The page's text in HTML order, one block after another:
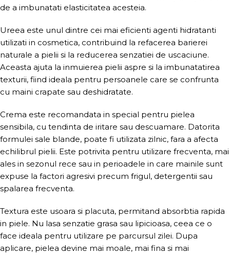
de a imbunatati elasticitatea acesteia.
Ureea este unul dintre cei mai eficienti agenti hidratanti
utilizati in cosmetica, contribuind la refacerea barierei
naturale a pielii si la reducerea senzatiei de uscaciune.
Aceasta ajuta la inmuierea pielii aspre si la imbunatatirea
texturii, fiind ideala pentru persoanele care se confrunta
cu maini crapate sau deshidratate.
Crema este recomandata in special pentru pielea
sensibila, cu tendinta de iritare sau descuamare. Datorita
formulei sale blande, poate fi utilizata zilnic, fara a afecta
echilibrul pielii. Este potrivita pentru utilizare frecventa, mai
ales in sezonul rece sau in perioadele in care mainile sunt
expuse la factori agresivi precum frigul, detergentii sau
spalarea frecventa.
Textura este usoara si placuta, permitand absorbtia rapida
in piele. Nu lasa senzatie grasa sau lipicioasa, ceea ce o
face ideala pentru utilizare pe parcursul zilei. Dupa
aplicare, pielea devine mai moale, mai fina si mai